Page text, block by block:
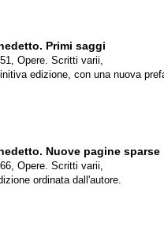
Primi saggi
Opere. Scritti varii,
edizione, con una nuova
Nuove pagine sparse
Opere. Scritti varii,
ordinata dall'autore.